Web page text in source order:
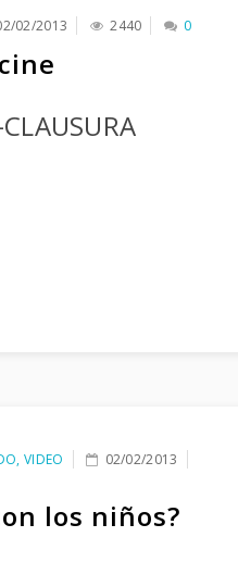
02/2013 2440 0
,VIDEO
02/02/2013
los niños?